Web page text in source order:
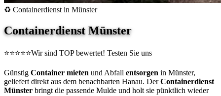
♻️ Containerdienst in Münster
Containerdienst Münster
⭐⭐⭐⭐⭐Wir sind TOP bewertet! Testen Sie uns
Günstig Container mieten und Abfall entsorgen in Münster,
geliefert direkt aus dem benachbarten Hanau. DerContainerdienst
Münster bringt die passende Mulde und holt sie pünktlich wieder